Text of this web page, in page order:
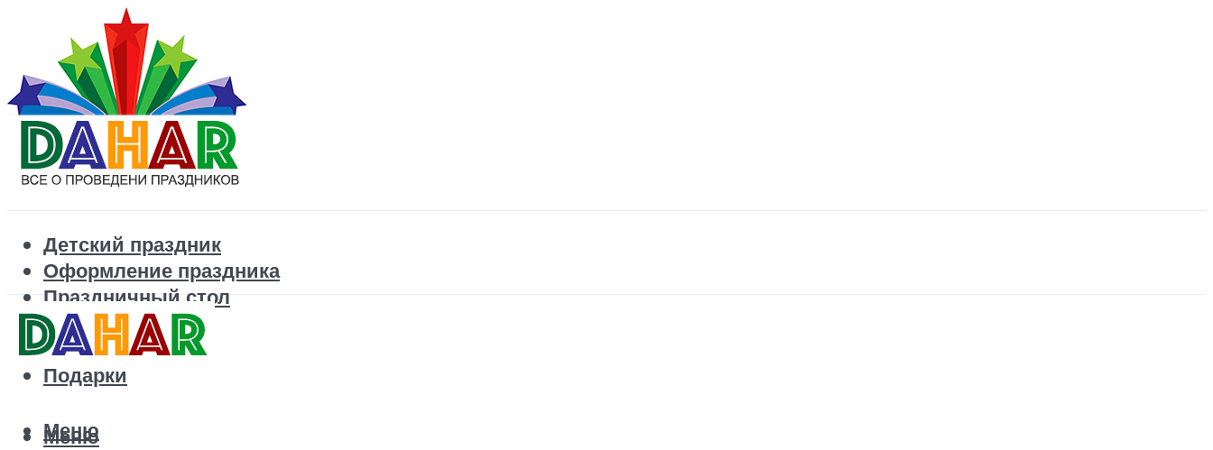
Детский праздник
Оформление праздника
Праздничный стол
Корпоратив
Поздравления
Подарки
Меню
Меню